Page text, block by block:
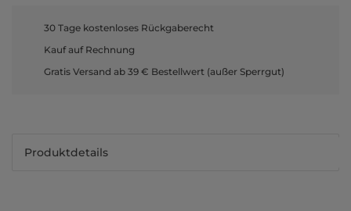
30 Tage kostenloses Rückgaberecht
Kauf auf Rechnung
Gratis Versand ab 39 € Bestellwert (außer Sperrgut)
Produktdetails